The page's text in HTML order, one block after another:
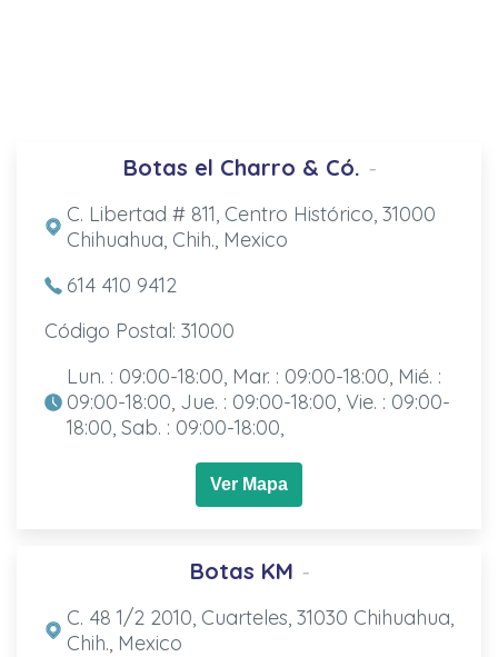
Botas el Charro & Có. -
C. Libertad # 811, Centro Histórico, 31000
Chihuahua, Chih., Mexico
614 410 9412
Código Postal: 31000
Lun. : 09:00-18:00, Mar. : 09:00-18:00, Mié. :
09:00-18:00, Jue. : 09:00-18:00, Vie. : 09:00-
18:00, Sab. : 09:00-18:00,
Ver Mapa
Botas KM -
C. 48 1/2 2010, Cuarteles, 31030 Chihuahua,
Chih., Mexico